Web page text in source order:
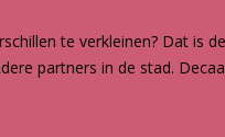
te verkleinen? Dat is
partners in de stad.